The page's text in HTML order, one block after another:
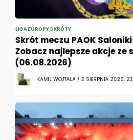
LIGA EUROPY SKRÓTY
Skrót meczu PAOK
Zobacz najlepsze akcje ze
(06.08.2026)
KAMIL WOJTALA / 6 SIERPNIA 2026,